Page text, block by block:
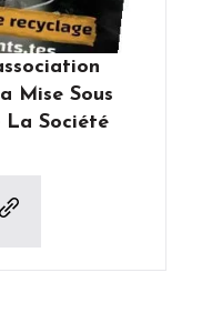
Mise Sous
La Société